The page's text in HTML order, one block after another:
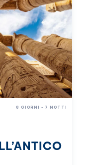
8 GIORNI - 7 NOTTI